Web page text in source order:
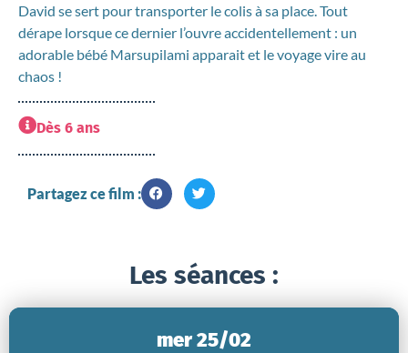
David se sert pour transporter le colis à sa place. Tout
dérape lorsque ce dernier l’ouvre accidentellement : un
adorable bébé Marsupilami apparait et le voyage vire au
chaos !
Dès 6 ans
Partagez ce film :
Les séances :
mer 25/02